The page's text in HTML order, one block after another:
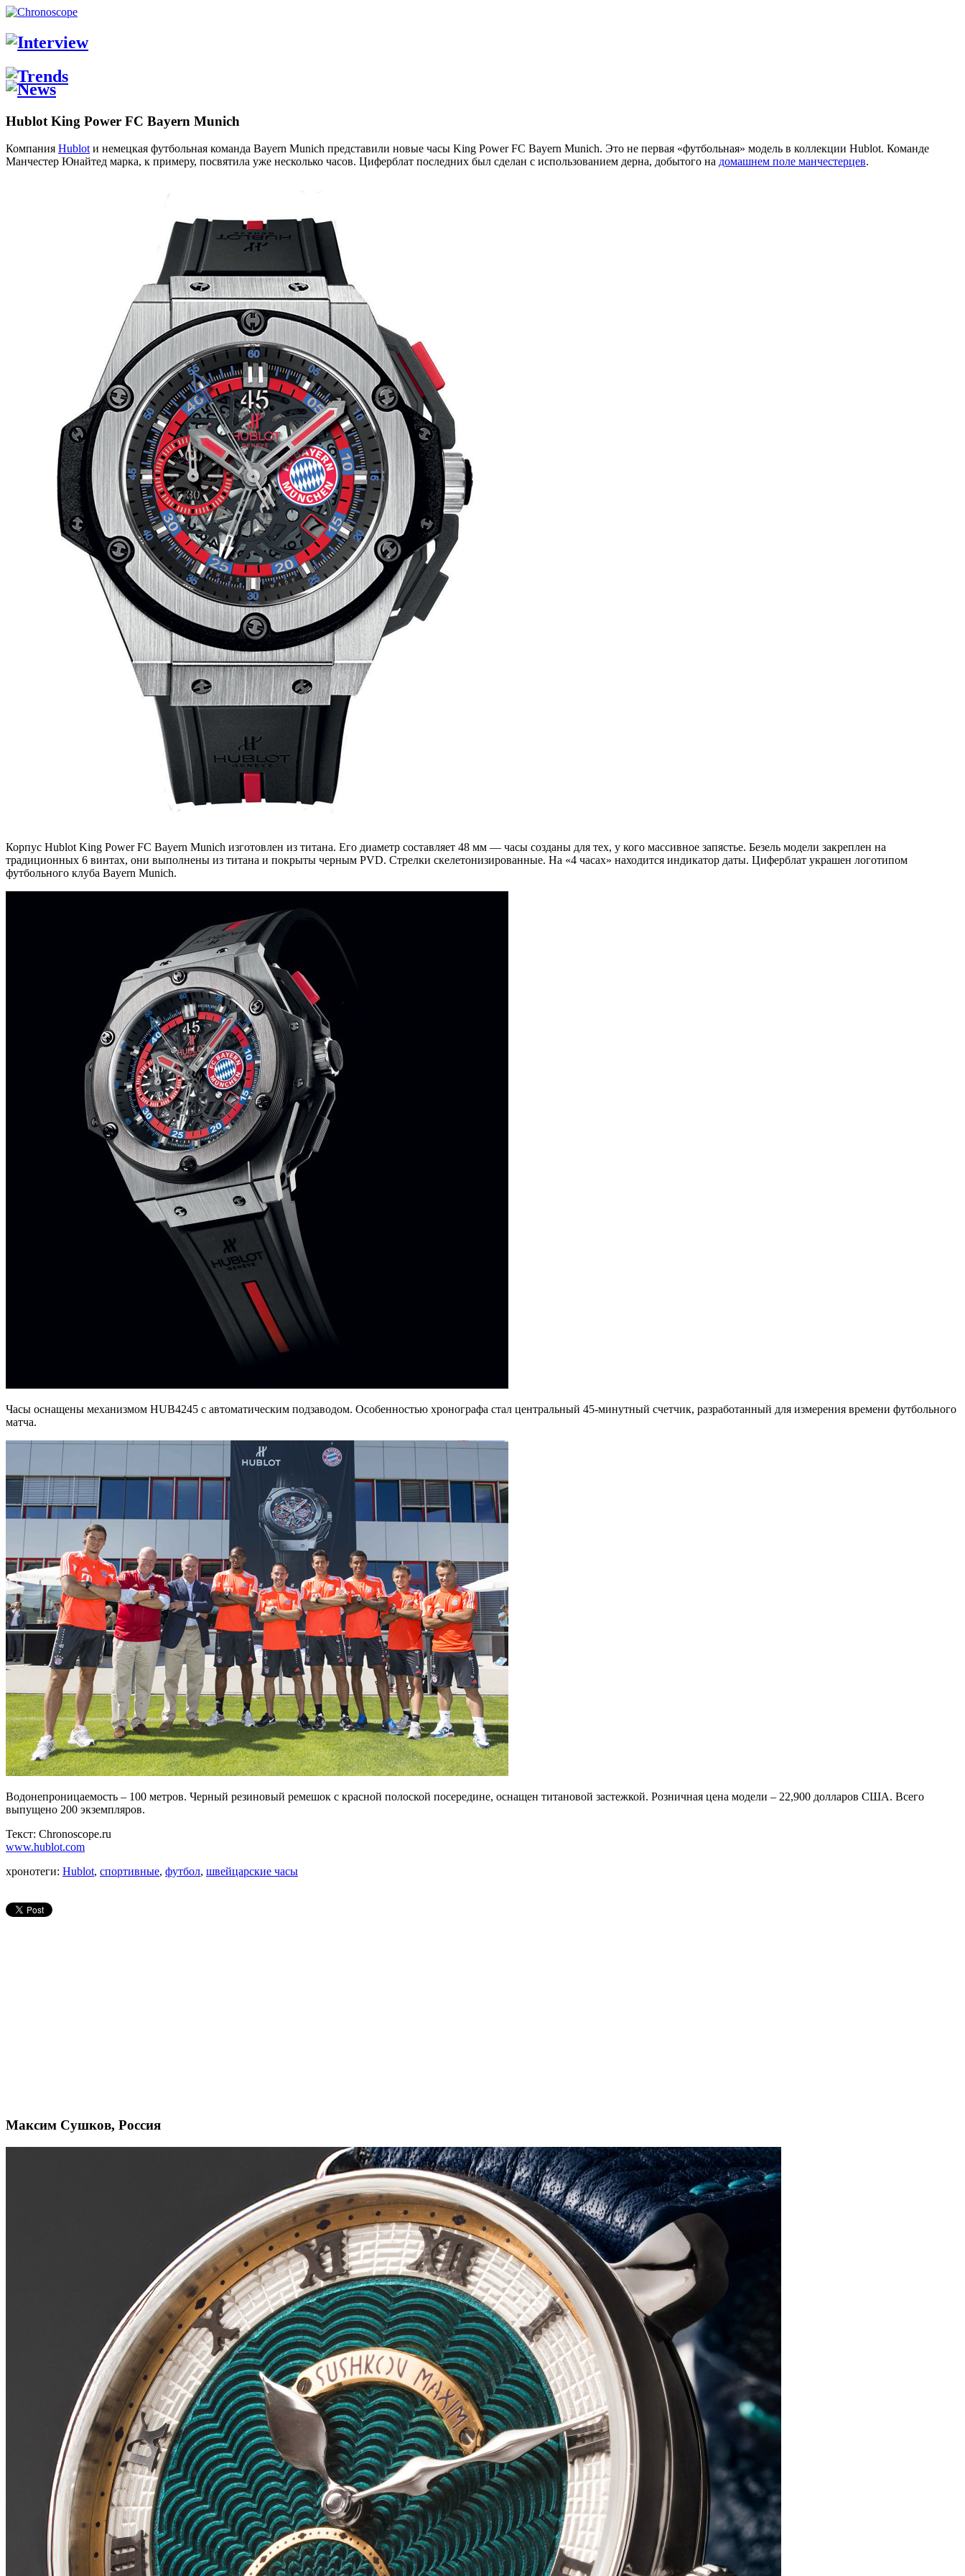
Hublot King Power FC Bayern Munich
Компания Hublot и немецкая футбольная команда Bayern Munich представили новые часы King Power FC Bayern Munich. Это не первая «футбольная» модель в коллекции Hublot. Команде
Манчестер Юнайтед марка, к примеру, посвятила уже несколько часов. Циферблат последних был сделан с использованием дерна, добытого на домашнем поле манчестерцев.
Корпус Hublot King Power FC Bayern Munich изготовлен из титана. Его диаметр составляет 48 мм — часы созданы для тех, у кого массивное запястье. Безель модели закреплен на
традиционных 6 винтах, они выполнены из титана и покрыты черным PVD. Стрелки скелетонизированные. На «4 часах» находится индикатор даты. Циферблат украшен логотипом
футбольного клуба Bayern Munich.
Часы оснащены механизмом HUB4245 с автоматическим подзаводом. Особенностью хронографа стал центральный 45-минутный счетчик, разработанный для измерения времени футбольного
матча.
Водонепроницаемость – 100 метров. Черный резиновый ремешок с красной полоской посередине, оснащен титановой застежкой. Розничная цена модели – 22,900 долларов США. Всего
выпущено 200 экземпляров.
Текст: Chronoscope.ru
www.hublot.com
хронотеги: Hublot, спортивные, футбол, швейцарские часы
Максим Сушков, Россия